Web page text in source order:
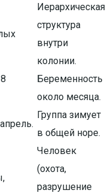
Иерархическая
структура
внутри
колонии.
Беременность
около месяца.
Группа зимует
в общей норе.
Человек
(охота,
разрушение